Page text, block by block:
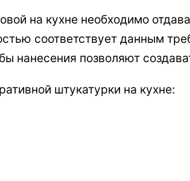
на кухне необходимо
соответствует данным
нанесения позволяют
штукатурки на кухне: